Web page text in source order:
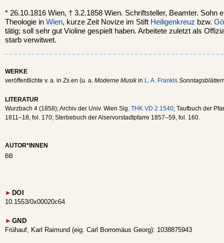
* 26.10.1816 Wien, † 3.2.1858 Wien. Schriftsteller, Beamter. Sohn
Theologie in Wien, kurze Zeit Novize im Stift Heiligenkreuz bzw.
tätig; soll sehr gut Violine gespielt haben. Arbeitete zuletzt als
starb verwitwet.
WERKE
veröffentlichte v. a. in Zs.en (u. a. Moderne Musikin L. A. Frankls
LITERATUR
Wurzbach 4 (1858); Archiv der Univ. Wien Sig. THK VD 2.1540; Taufbuch der
1811–18, fol. 170; Sterbebuch der Alservorstadtpfarre 1857–59, fol. 160.
AUTOR*INNEN
BB
► DOI
10.1553/0x00020c64
► GND
Frühauf, Karl Raimund (eig. Carl Borromäus Georg): 1038875943